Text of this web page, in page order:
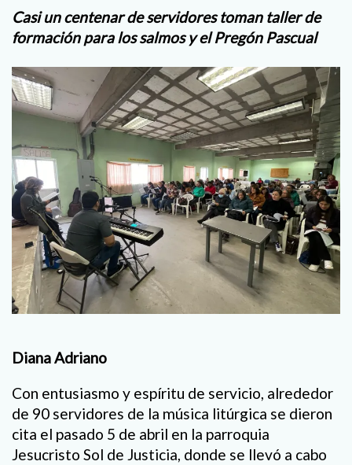
Casi un centenar de servidores toman taller de
formación para los salmos y el Pregón Pascual
Diana Adriano
Con entusiasmo y espíritu de servicio, alrededor
de 90 servidores de la música litúrgica se dieron
cita el pasado 5 de abril en la parroquia
Jesucristo Sol de Justicia, donde se llevó a cabo